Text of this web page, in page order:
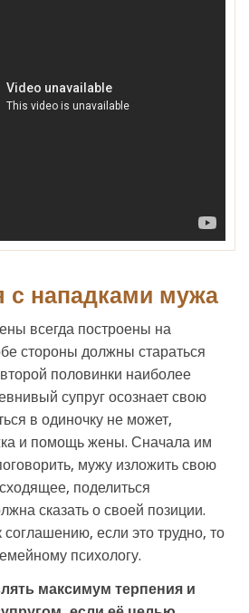
с нападками мужа
всегда построены на
стороны должны стараться
половинки наиболее
супруг осознает свою
в одиночку не может,
и помощь жены. Сначала им
мужу изложить свою
поделиться
сказать о своей позиции.
если это трудно, то
психологу.
максимум терпения и